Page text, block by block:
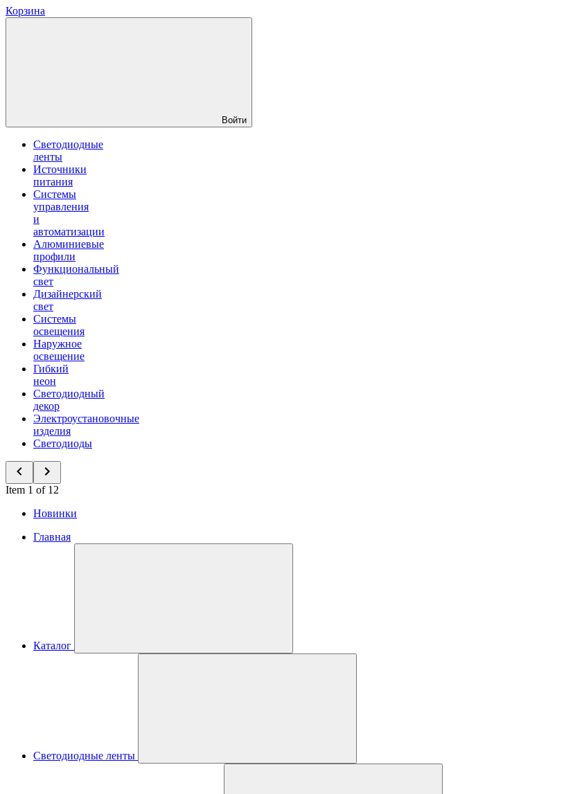
Корзина
Войти
Светодиодные
ленты
Источники
питания
Системы
управления
и
автоматизации
Алюминиевые
профили
Функциональный
свет
Дизайнерский
свет
Системы
освещения
Наружное
освещение
Гибкий
неон
Светодиодный
декор
Электроустановочные
изделия
Светодиоды
Item 1 of 12
Новинки
Главная
Каталог
Светодиодные ленты